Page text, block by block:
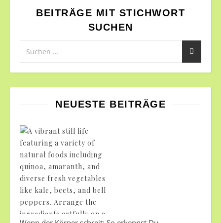
BEITRÄGE MIT STICHWORT
SUCHEN
NEUESTE BEITRÄGE